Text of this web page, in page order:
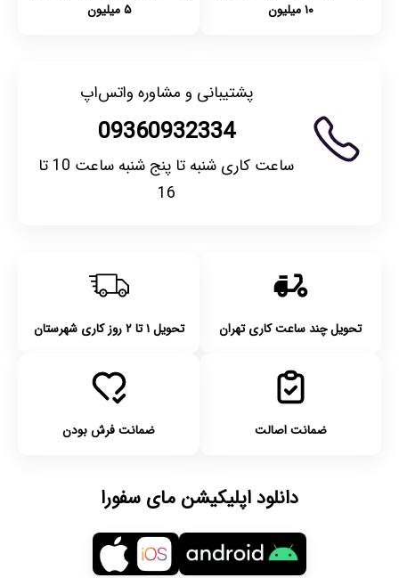
۱۰ میلیون
۵ میلیون
پشتیبانی و مشاوره واتس‌اپ
09360932334
ساعت کاری شنبه تا پنج شنبه ساعت 10 تا
16
تحویل چند ساعت کاری تهران تحویل ۱ تا ۲ روز کاری شهرستان
ضمانت اصالت ضمانت فرش بودن
دانلود اپلیکیشن مای سفورا